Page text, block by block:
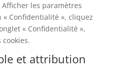
les paramètres
« Confidentialité », cliquez
« Confidentialité »,
et attribution